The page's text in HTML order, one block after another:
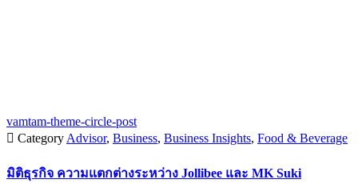
vamtam-theme-circle-post
 Category Advisor, Business, Business Insights, Food & Beverage
มิติธุรกิจ ความแตกต่างระหว่าง Jollibee และ MK Suki